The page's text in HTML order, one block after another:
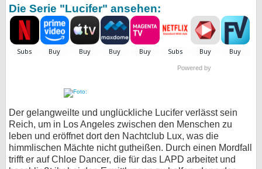
Die Serie "Lucifer" ansehen:
Powered by
Der gelangweilte und unglückliche Lucifer verlässt sein
Reich, um in Los Angeles zwischen den Menschen zu
leben und eröffnet dort den Nachtclub Lux, was die
himmlischen Mächte nicht gutheißen. Durch einen Mordfall
trifft er auf Chloe Dancer, die für das LAPD arbeitet und